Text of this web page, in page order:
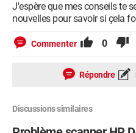
J'espère que mes conseils te
nouvelles pour savoir si çela
Commenter 0
Répondre
Discussions similaires